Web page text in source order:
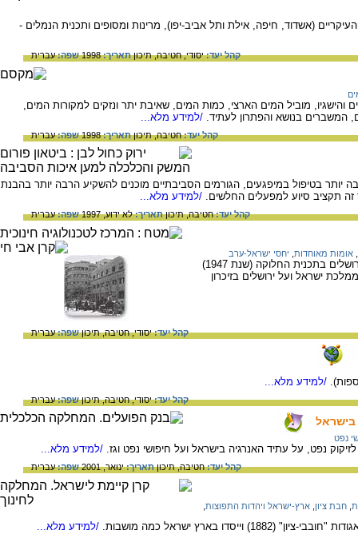
(אשדוד, חיפה, אילת ותל אביב-יפו), מרינות ומסופים ותכנית הנמלים -
קהל יעד:יסודי,חטיבה,תיכוןתאריך:1998 שפה:עברית
מוביל המים הארצי, כמות המים, שאיבת יתר ונזקים למקורות המים,
המשברים בנושא והפתרון לעתיד. /למידע מלא...
קהל יעד:חטיבה,תיכוןתאריך:1998 שפה:עברית
יותר בטיפול במיפגעים, הגורמים הסביבתיים מוכנים להשקיע הרבה יותר בהבנת
תקציב סיוע למפעלים החלשים. /למידע מלא...
קהל יעד:חטיבה,תיכוןתאריך:לא ידוע, 1997 שפה:עברית
אומות מאוחדות יחסי ישראל-ערב
מידע על ירושלים כבירת ישראל - על מעמד ירושלים בתכנית החלוקה (שנת 1947)
בירת ממלכת ישראל ועל ירושלים בזיכרון
קהל יעד:יסודי,חטיבה,תיכוןשפה:עברית
/למידע מלא...
קהל יעד:יסודי,חטיבה,תיכוןשפה:עברית
בישראל
נפט
נפט, על עתיד האנרגיה בישראל ועל חיפושי נפט וגז. /למידע מלא...
קהל יעד:חטיבה,תיכוןתאריך:ינואר, 2001 שפה:עברית
חבת ציון ארץ-ישראל ויהדות התפוצות
בארץ ישראל כמה מושבות. /למידע מלא...